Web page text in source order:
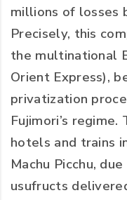
millions of losses
Precisely, this
the multinational
Orient Express),
privatization
Fujimori’s
hotels and trains
Machu Picchu,
usufructs